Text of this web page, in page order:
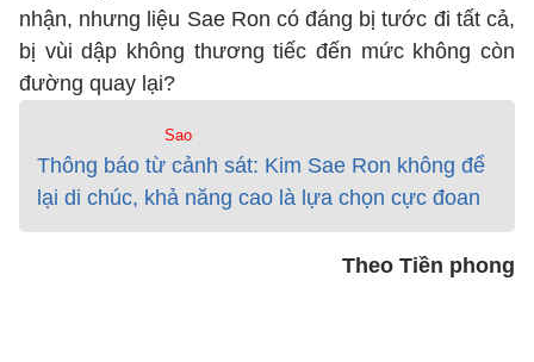
nhận, nhưng liệu Sae Ron có đáng bị tước đi tất cả,
bị vùi dập không thương tiếc đến mức không còn
đường quay lại?
Sao
Thông báo từ cảnh sát: Kim Sae Ron không để
lại di chúc, khả năng cao là lựa chọn cực đoan
Theo Tiền phong